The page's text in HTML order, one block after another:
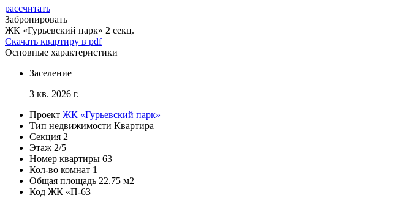
рассчитать
Забронировать
ЖК «Гурьевский парк» 2 секц.
Скачать квартиру в pdf
Основные характеристики
Заселение
3 кв. 2026 г.
Проект ЖК «Гурьевский парк»
Тип недвижимости Квартира
Секция 2
Этаж 2/5
Номер квартиры 63
Кол-во комнат 1
Общая площадь 22.75 м2
Код ЖК «П-63